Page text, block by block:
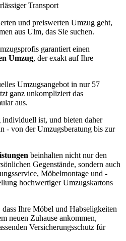
Transport
und preiswerten Umzug geht,
aus Ulm, das Sie suchen.
garantiert einen
Umzug, der exakt auf Ihre
Umzugsangebot in nur 57
ganz unkompliziert das
aus.
ist, und bieten daher
- von der Umzugsberatung bis zur
beinhalten nicht nur den
Gegenstände, sondern auch
Möbelmontage und -
hochwertiger Umzugskartons
Ihre Möbel und Habseligkeiten
neuen Zuhause ankommen,
Versicherungsschutz für